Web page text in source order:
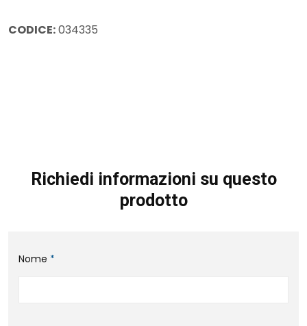
CODICE:034335
Richiedi informazioni su questo
prodotto
Nome *